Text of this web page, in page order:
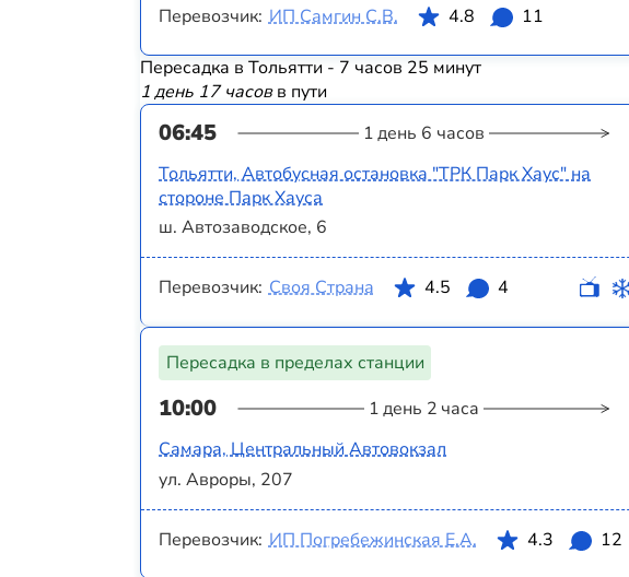
Перевозчик: ИП Самгин С.В. 4.8 11
Пересадка в Тольятти - 7 часов 25 минут
1 день 17 часовв пути
06:45 1 день 6 часов
Тольятти, Автобусная остановка "ТРК Парк Хаус" на
стороне Парк Хауса
ш. Автозаводское, 6
Перевозчик: Своя Страна 4.5 4
Пересадка в пределах станции
10:00 1 день 2 часа
Самара, Центральный Автовокзал
ул. Авроры, 207
Перевозчик: ИП Погребежинская Е.А. 4.3 12